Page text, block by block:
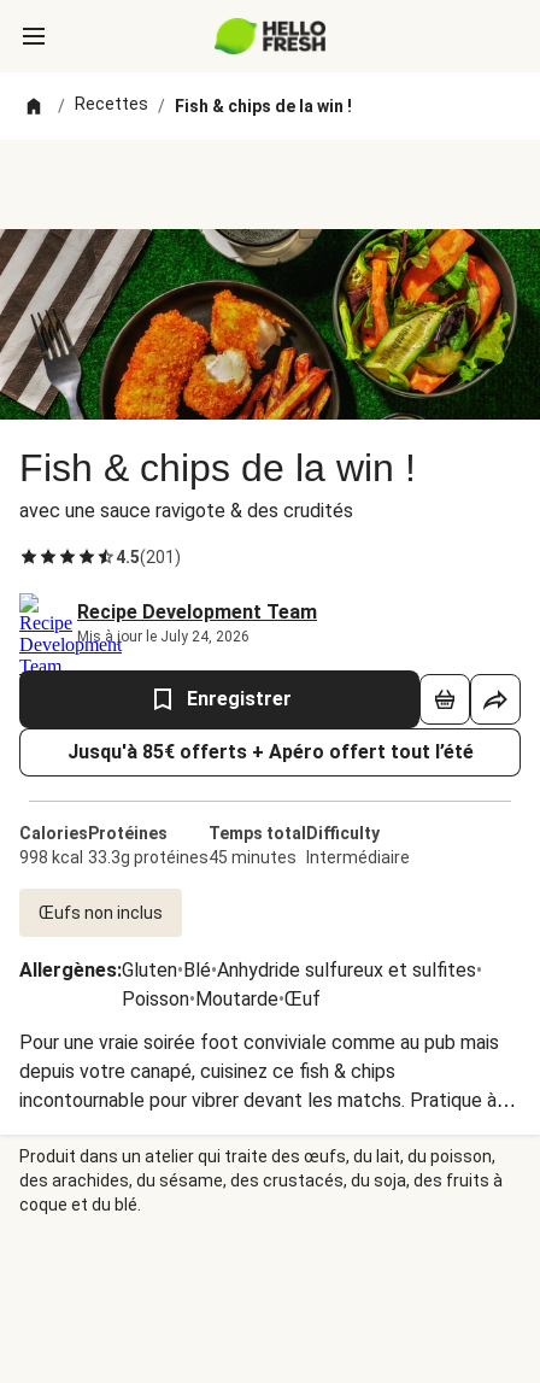
/ Recettes / Fish & chips de la win !
Fish & chips de la win !
avec une sauce ravigote & des crudités
4.5(201 )
Recipe Development Team
Mis à jour le July 24, 2026
Enregistrer
Jusqu'à 85€ offerts + Apéro offert tout l’été
Calories
998 kcal
Protéines
33.3g protéines
Temps total
45 minutes
Difficulty
Intermédiaire
Œufs non inclus
Allergènes:Gluten•Blé•Anhydride sulfureux et sulfites•
Poisson•Moutarde•Œuf
Pour une vraie soirée foot conviviale comme au pub mais
depuis votre canapé, cuisinez ce fish & chips
incontournable pour vibrer devant les matchs. Pratique à
déguster, ce plat est pensé pour les supporters qui
veulent profiter du spectacle sans perdre une minute de
jeu !
Produit dans un atelier qui traite des œufs, du lait, du poisson,
des arachides, du sésame, des crustacés, du soja, des fruits à
coque et du blé.